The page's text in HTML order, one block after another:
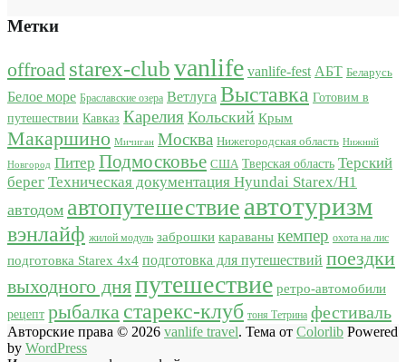
Метки
offroad starex-clubvanlife vanlife-fest АБТ Беларусь
Белое море Браславские озера Ветлуга Выставка Готовим в
путешествии Кавказ Карелия Кольский Крым
Макаршино Мичиган Москва Нижегородская область Нижний
Новгород Питер Подмосковье США Тверская область Терский
берег Техническая документация Hyundai Starex/H1
автодом автопутешествие автотуризм
вэнлайф жилой модуль заброшки караваны кемпер охота на лис
подготовка Starex 4x4 подготовка для путешествий поездки
выходного дняпутешествие ретро-автомобили
рецепт рыбалка старекс-клуб тоня Тетрина фестиваль
Авторские права © 2026 vanlife travel. Тема от Colorlib Powered
by WordPress